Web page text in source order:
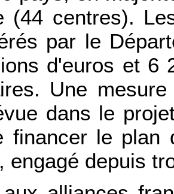
(44 centres).
par le
d'euros et 6
Une
dans le
financer le plan
engagé depuis